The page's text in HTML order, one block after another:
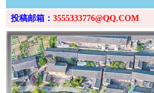
投稿邮箱： 3555333776@QQ.COM